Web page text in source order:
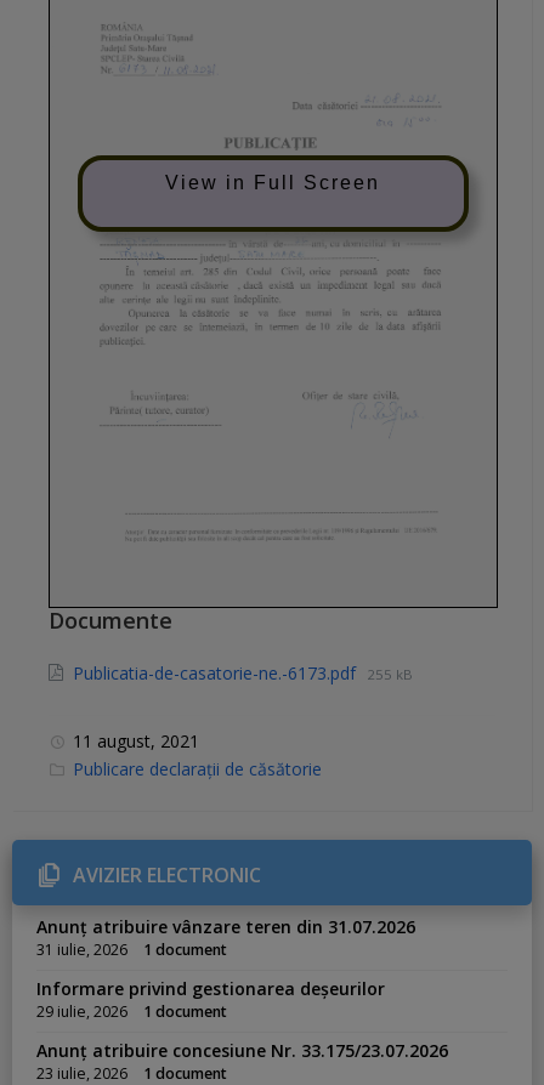
View in Full Screen
Documente
Publicatia-de-casatorie-ne.-6173.pdf 255 kB
11 august, 2021
C
g
r
i
e
s
Publicare declarații de căsătorie
AVIZIER ELECTRONIC
Anunț atribuire vânzare teren din 31.07.2026
31 iulie, 2026 1 document
Informare privind gestionarea deșeurilor
29 iulie, 2026 1 document
Anunț atribuire concesiune Nr. 33.175/23.07.2026
23 iulie, 2026 1 document